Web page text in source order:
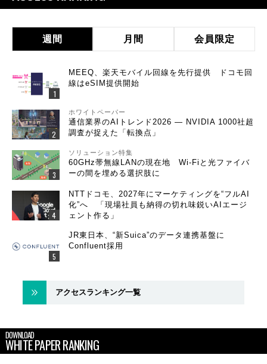
週間 月間 会員限定
MEEQ、楽天モバイル回線を先行提供 ドコモ回
線はeSIM提供開始
ホワイトペーパー
通信業界のAIトレンド2026 ― NVIDIA 1000社超
調査が捉えた「転換点」
ソリューション特集
60GHz帯無線LANの現在地 Wi-Fiと光ファイバ
ーの間を埋める選択肢に
NTTドコモ、2027年にマーケティングを“フルAI
化”へ 「現場社員も納得の切れ味鋭いAIエージ
ェント作る」
JR東日本、“新Suica”のデータ連携基盤に
Confluent採用
アクセスランキング一覧
DOWNLOAD
WHITE PAPER RANKING